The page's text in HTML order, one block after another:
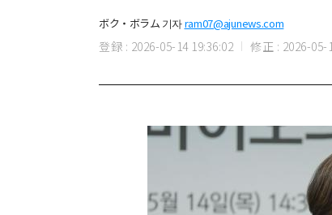
ボク・ボラム 기자ram07@ajunews.com
登録 : 2026-05-14 19:36:02 修正 : 2026-05-